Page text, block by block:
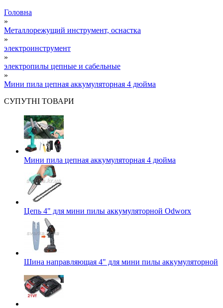
Головна
»
Металлорежущий инструмент, оснастка
»
электроинструмент
»
электропилы цепные и сабельные
»
Мини пила цепная аккумуляторная 4 дюйма
СУПУТНІ ТОВАРИ
Мини пила цепная аккумуляторная 4 дюйма
Цепь 4" для мини пилы аккумуляторной Odworx
Шина направляющая 4" для мини пилы аккумуляторной